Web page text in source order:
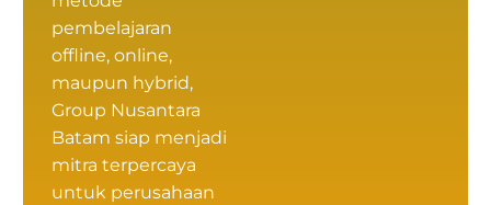
pembelajaran
offline, online,
maupun hybrid,
Group Nusantara
Batam siap menjadi
mitra terpercaya
untuk perusahaan